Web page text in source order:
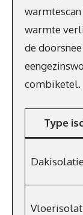
warmte
de
combiketel.
Type
Dakisolatie